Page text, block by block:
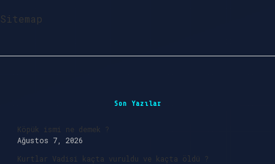
Sitemap
Son Yazılar
Köpük ismi ne demek ?
Ağustos 7, 2026
Kurtlar Vadisi kaçta vuruldu ve kaçta öldü ?